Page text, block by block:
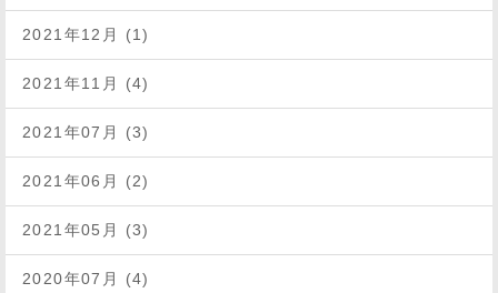
2021年12月 (1)
2021年11月 (4)
2021年07月 (3)
2021年06月 (2)
2021年05月 (3)
2020年07月 (4)